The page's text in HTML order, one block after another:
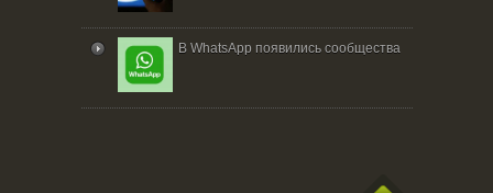
В WhatsApp появились сообщества